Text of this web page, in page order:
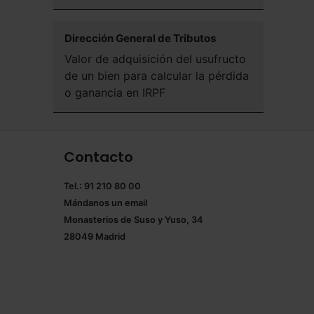
Dirección General de Tributos
Valor de adquisición del usufructo
de un bien para calcular la pérdida
o ganancia en IRPF
Contacto
Tel.: 91 210 80 00
Mándanos un email
Monasterios de Suso y Yuso, 34
28049 Madrid